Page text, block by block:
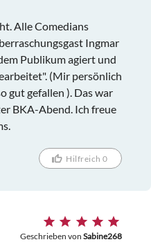
Alle Comedians
Ingmar
Publikum agiert und
(Mir persönlich
gut gefallen ). Das war
BKA-Abend. Ich freue
Hilfreich 0
Geschrieben von Sabine268